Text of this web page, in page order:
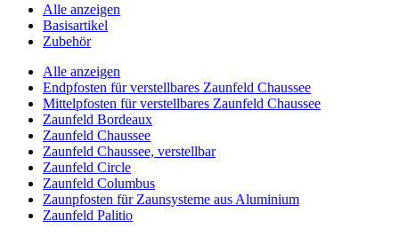
Alle anzeigen
Basisartikel
Zubehör
Alle anzeigen
Endpfosten für verstellbares Zaunfeld Chaussee
Mittelpfosten für verstellbares Zaunfeld Chaussee
Zaunfeld Bordeaux
Zaunfeld Chaussee
Zaunfeld Chaussee, verstellbar
Zaunfeld Circle
Zaunfeld Columbus
Zaunpfosten für Zaunsysteme aus Aluminium
Zaunfeld Palitio